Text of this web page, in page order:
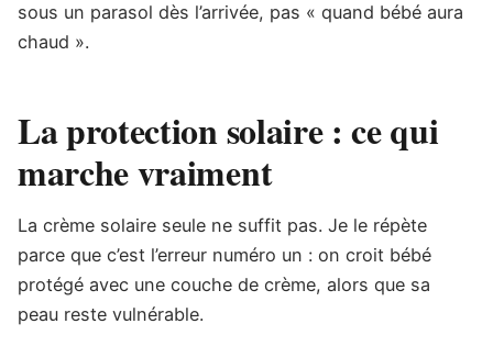
sous un parasol dès l’arrivée, pas « quand bébé aura
chaud ».
La protection solaire : ce qui
marche vraiment
La crème solaire seule ne suffit pas. Je le répète
parce que c’est l’erreur numéro un : on croit bébé
protégé avec une couche de crème, alors que sa
peau reste vulnérable.